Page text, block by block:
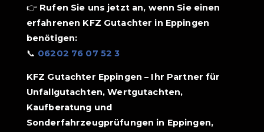
👉 Rufen Sie uns jetzt an, wenn Sie einen
erfahrenen KFZ Gutachter in Eppingen
benötigen:
📞 06202 76 07 52 3
KFZ Gutachter Eppingen – Ihr Partner für
Unfallgutachten, Wertgutachten,
Kaufberatung und
Sonderfahrzeugprüfungen in Eppingen,